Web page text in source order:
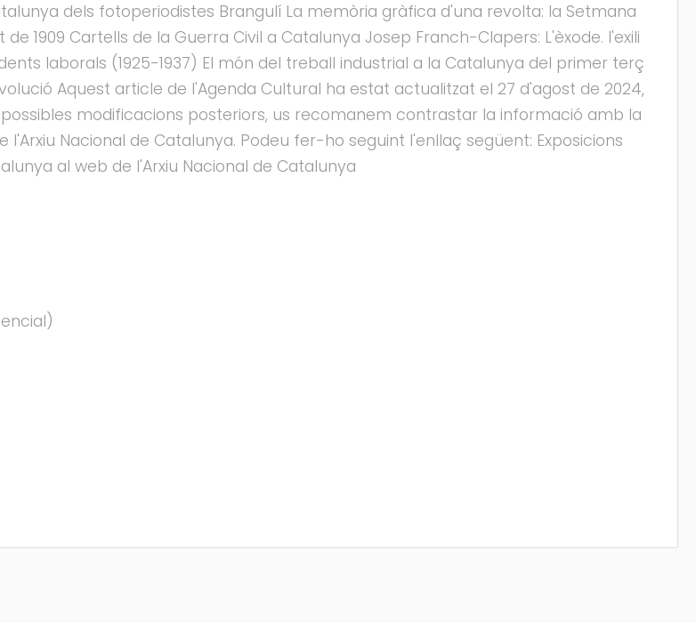
dels fotoperiodistes Brangulí La memòria gràfica d'una revolta: la Setmana
1909 Cartells de la Guerra Civil a Catalunya Josep Franch-Clapers: L'èxode. l'exili
laborals (1925-1937) El món del treball industrial a la Catalunya del primer terç
Aquest article de l'Agenda Cultural ha estat actualitzat el 27 d'agost de 2024,
modificacions posteriors, us recomanem contrastar la informació amb la
Nacional de Catalunya. Podeu fer-ho seguint l'enllaç següent: Exposicions
al web de l'Arxiu Nacional de Catalunya